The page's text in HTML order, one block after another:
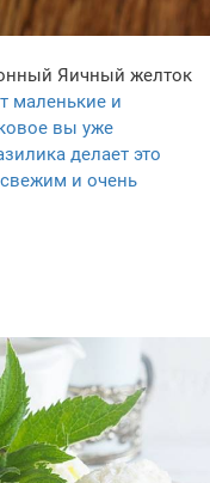
Яичный желток
маленькие и
вы уже
делает это
и очень